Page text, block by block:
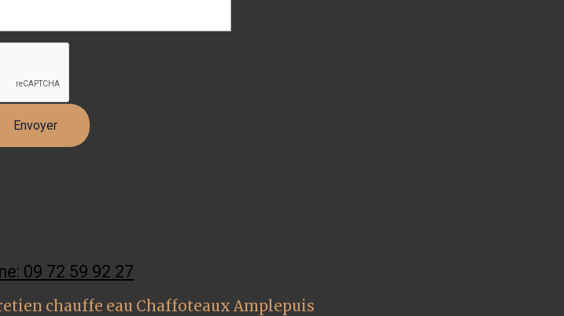
09 72 59 92 27
chauffe eau Chaffoteaux Amplepuis